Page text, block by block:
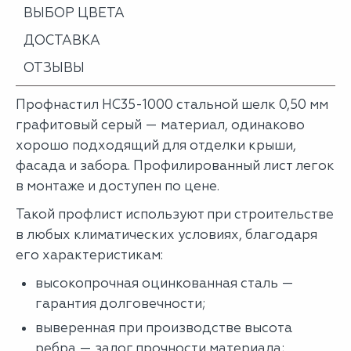
ВЫБОР ЦВЕТА
ДОСТАВКА
ОТЗЫВЫ
Профнастил НС35-1000 стальной шелк 0,50 мм
графитовый серый — материал, одинаково
хорошо подходящий для отделки крыши,
фасада и забора. Профилированный лист легок
в монтаже и доступен по цене.
Такой профлист используют при строительстве
в любых климатических условиях, благодаря
его характеристикам:
высокопрочная оцинкованная сталь —
гарантия долговечности;
выверенная при производстве высота
ребра — залог прочности материала;